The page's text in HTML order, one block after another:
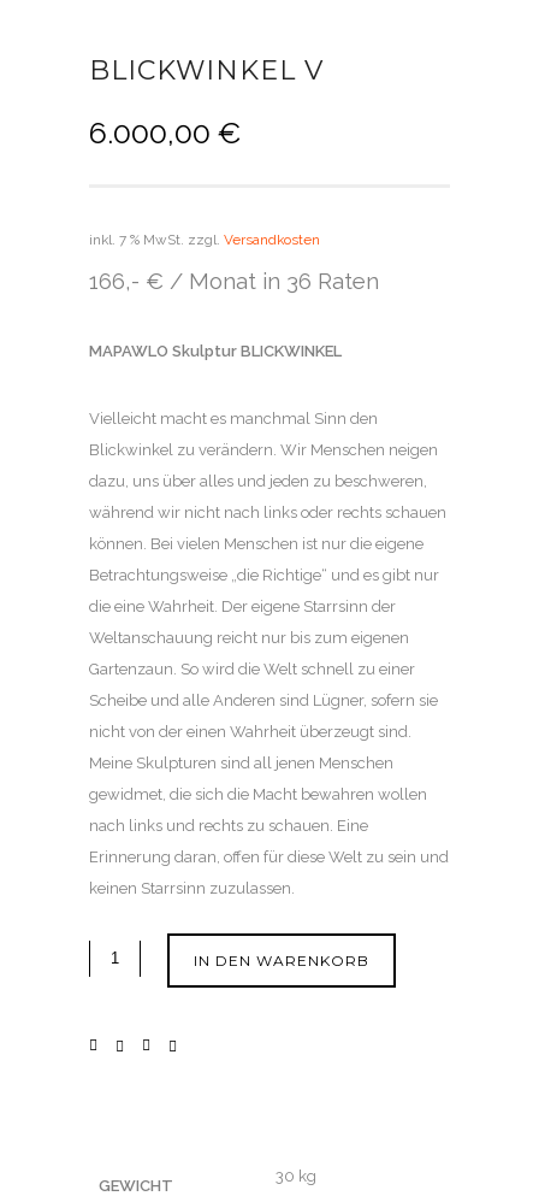
BLICKWINKEL V
6.000,00 €
inkl. 7 % MwSt. zzgl. Versandkosten
166,- € / Monat in 36 Raten
MAPAWLO Skulptur BLICKWINKEL
Vielleicht macht es manchmal Sinn den
Blickwinkel zu verändern. Wir Menschen neigen
dazu, uns über alles und jeden zu beschweren,
während wir nicht nach links oder rechts schauen
können. Bei vielen Menschen ist nur die eigene
Betrachtungsweise „die Richtige“ und es gibt nur
die eine Wahrheit. Der eigene Starrsinn der
Weltanschauung reicht nur bis zum eigenen
Gartenzaun. So wird die Welt schnell zu einer
Scheibe und alle Anderen sind Lügner, sofern sie
nicht von der einen Wahrheit überzeugt sind.
Meine Skulpturen sind all jenen Menschen
gewidmet, die sich die Macht bewahren wollen
nach links und rechts zu schauen. Eine
Erinnerung daran, offen für diese Welt zu sein und
keinen Starrsinn zuzulassen.
IN DEN WARENKORB
GEWICHT
30 kg